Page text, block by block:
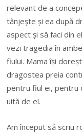
relevant de a
tânjește și ea după
aspect și să faci din
vezi tragedia în
fiului. Mama își
dragostea preia
pentru fiul ei, pentru
uită de el.
Am început să scriu